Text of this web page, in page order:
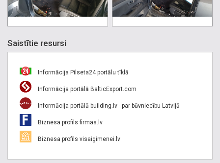
Saistītie resursi
Informācija Pilseta24 portālu tīklā
Informācija portālā BalticExport.com
Informācija portālā building.lv - par būvniecību Latvijā
Biznesa profils firmas.lv
Biznesa profils visaigimenei.lv